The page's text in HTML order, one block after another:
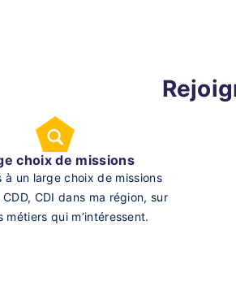
choix de missions
à un large choix de missions
CDI dans ma région, sur
métiers qui m’intéressent.